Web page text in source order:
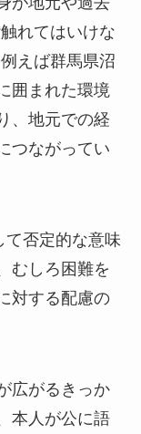
れてはいけな
えば群馬県沼
囲まれた環境
、地元での経
つながってい
て否定的な意味
むしろ困難を
対する配慮の
広がるきっか
本人が公に語